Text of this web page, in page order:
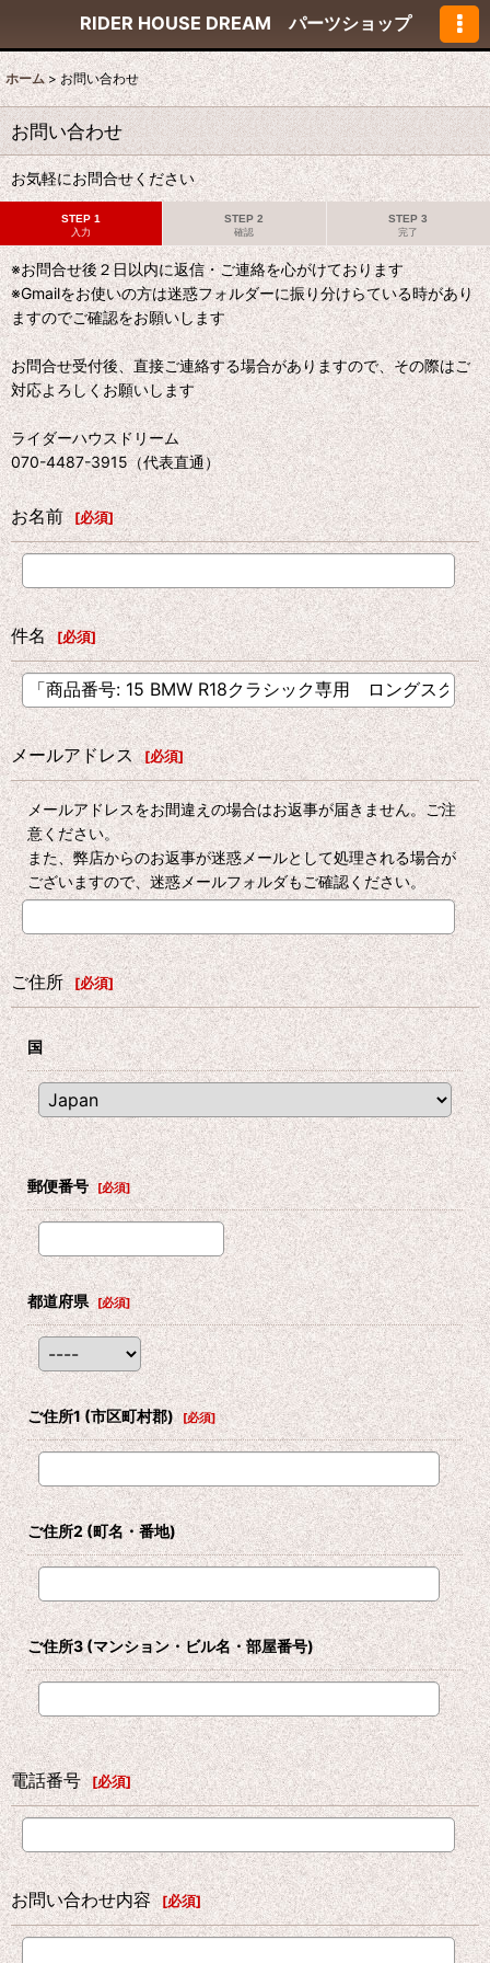
RIDER HOUSE DREAM パーツショップ
ホーム > お問い合わせ
お問い合わせ
お気軽にお問合せください
STEP 1
入力
STEP 2
確認
STEP 3
完了
※お問合せ後２日以内に返信・ご連絡を心がけております
※Gmailをお使いの方は迷惑フォルダーに振り分けらている時があり
ますのでご確認をお願いします
お問合せ受付後、直接ご連絡する場合がありますので、その際はご
対応よろしくお願いします
ライダーハウスドリーム
070-4487-3915（代表直通）
お名前 [必須]
件名 [必須]
メールアドレス [必須]
メールアドレスをお間違えの場合はお返事が届きません。ご注
意ください。
また、弊店からのお返事が迷惑メールとして処理される場合が
ございますので、迷惑メールフォルダもご確認ください。
ご住所 [必須]
国
郵便番号 [必須]
都道府県 [必須]
ご住所1(市区町村郡) [必須]
ご住所2(町名・番地)
ご住所3(マンション・ビル名・部屋番号)
電話番号 [必須]
お問い合わせ内容 [必須]